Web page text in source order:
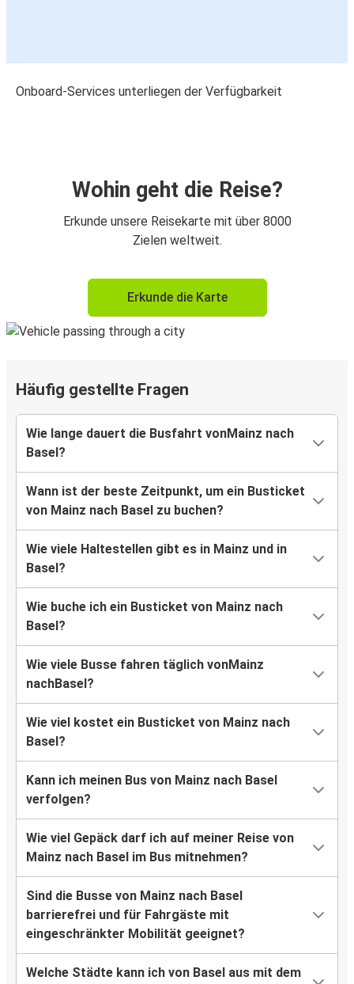
Onboard-Services unterliegen der Verfügbarkeit
Wohin geht die Reise?
Erkunde unsere Reisekarte mit über 8000
Zielen weltweit.
Erkunde die Karte
Häufig gestellte Fragen
Wie lange dauert die Busfahrt vonMainz nach
Basel?
Wann ist der beste Zeitpunkt, um ein Busticket
von Mainz nach Basel zu buchen?
Wie viele Haltestellen gibt es in Mainz und in
Basel?
Wie buche ich ein Busticket von Mainz nach
Basel?
Wie viele Busse fahren täglich vonMainz
nachBasel?
Wie viel kostet ein Busticket von Mainz nach
Basel?
Kann ich meinen Bus von Mainz nach Basel
verfolgen?
Wie viel Gepäck darf ich auf meiner Reise von
Mainz nach Basel im Bus mitnehmen?
Sind die Busse von Mainz nach Basel
barrierefrei und für Fahrgäste mit
eingeschränkter Mobilität geeignet?
Welche Städte kann ich von Basel aus mit dem